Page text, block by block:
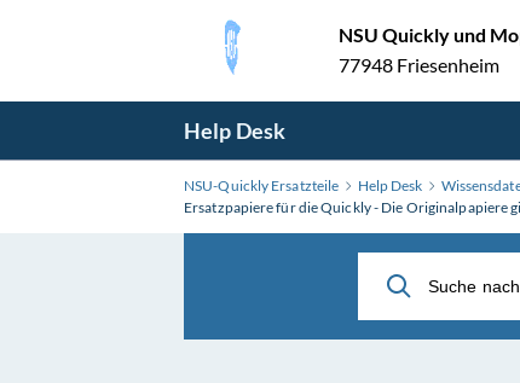
NSU Quickly und
77948 Friesenheim
Help Desk
NSU-Quickly Ersatzteile Help Desk
Ersatzpapiere für die Quickly - Die Originalpapiere